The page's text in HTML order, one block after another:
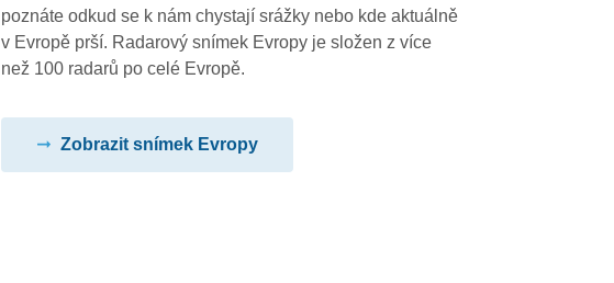
12:20
12:10
poznáte odkud se k nám chystají srážky nebo kde aktuálně
v Evropě prší. Radarový snímek Evropy je složen z více
než 100 radarů po celé Evropě.
Zobrazit snímek Evropy